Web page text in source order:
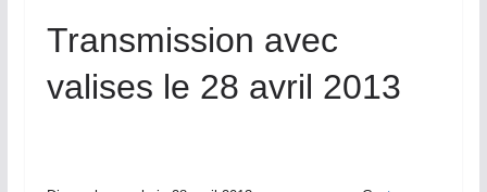
Transmission avec
valises le 28 avril 2013